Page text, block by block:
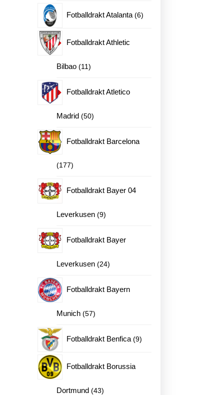
drakt barn David Alaba 8 antall
produkter
Fotballdrakt Atalanta 66
Fotballdrakt Athletic
Bilbao 1111
Fotballdrakt Atletico
Madrid 5050
Fotballdrakt Barcelona
177177
produkter
Fotballdrakt Bayer 04
Leverkusen 99
Fotballdrakt Bayer
Leverkusen 2424
Fotballdrakt Bayern
Munich 5757
Fotballdrakt Benfica 99
Fotballdrakt Borussia
Dortmund 4343